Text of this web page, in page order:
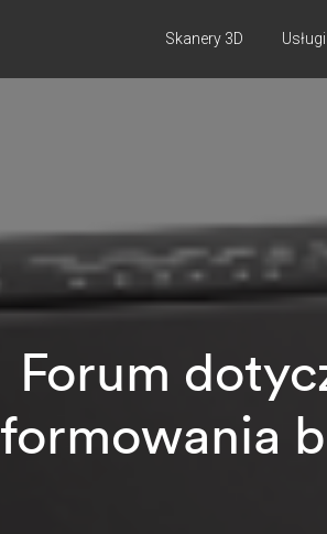
Skanery 3D Usługi
Forum
formowania